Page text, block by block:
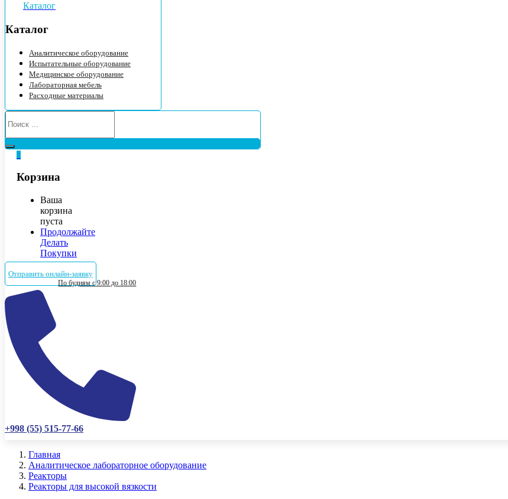
Каталог
Каталог
Аналитическое оборудование
Испытательные оборудование
Медицинское оборудование
Лабораторная мебель
Расходные материалы
Корзина
Ваша
корзина
пуста
Продолжайте
Делать
Покупки
Отправить онлайн-заявку
По будням с 9:00 до 18:00
+998 (55) 515-77-66
Главная
Аналитическое лабораторное оборудование
Реакторы
Реакторы для высокой вязкости